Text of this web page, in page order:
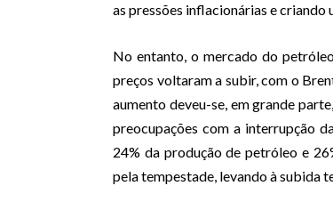
as pressões inflacionárias e
No entanto, o mercado do
preços voltaram a subir, com o
aumento deveu-se, em grande
preocupações com a interrupção
24% da produção de petróleo e
pela tempestade, levando à subida